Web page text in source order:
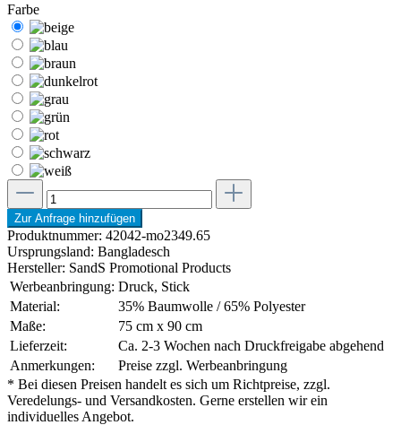
Farbe
Zur Anfrage hinzufügen
Produktnummer: 42042-mo2349.65
Ursprungsland: Bangladesch
Hersteller: SandS Promotional Products
Werbeanbringung: Druck, Stick
Material:
35% Baumwolle / 65% Polyester
Maße:
75 cm x 90 cm
Lieferzeit:
Ca. 2-3 Wochen nach Druckfreigabe abgehend
Anmerkungen:
Preise zzgl. Werbeanbringung
* Bei diesen Preisen handelt es sich um Richtpreise, zzgl.
Veredelungs- und Versandkosten. Gerne erstellen wir ein
individuelles Angebot.